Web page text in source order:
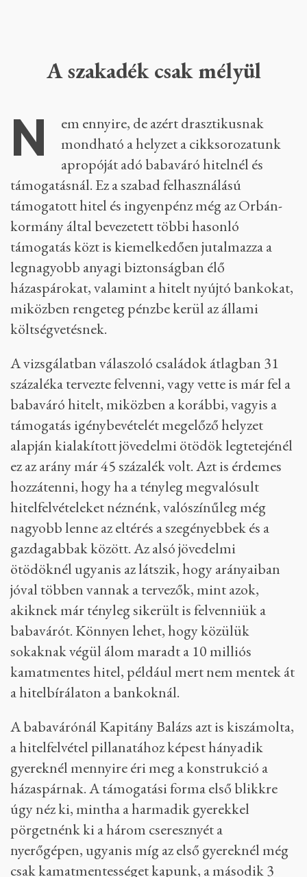
A szakadék csak mélyül
N
em ennyire, de azért drasztikusnak
mondható a helyzet a cikksorozatunk
apropóját adó babaváró hitelnél és
támogatásnál. Ez a szabad felhasználású
támogatott hitel és ingyenpénz még az Orbán-
kormány által bevezetett többi hasonló
támogatás közt is kiemelkedően jutalmazza a
legnagyobb anyagi biztonságban élő
házaspárokat, valamint a hitelt nyújtó bankokat,
miközben rengeteg pénzbe kerül az állami
költségvetésnek.
A vizsgálatban válaszoló családok átlagban 31
százaléka tervezte felvenni, vagy vette is már fel a
babaváró hitelt, miközben a korábbi, vagyis a
támogatás igénybevételét megelőző helyzet
alapján kialakított jövedelmi ötödök legtetejénél
ez az arány már 45 százalék volt. Azt is érdemes
hozzátenni, hogy ha a tényleg megvalósult
hitelfelvételeket néznénk, valószínűleg még
nagyobb lenne az eltérés a szegényebbek és a
gazdagabbak között. Az alsó jövedelmi
ötödöknél ugyanis az látszik, hogy arányaiban
jóval többen vannak a tervezők, mint azok,
akiknek már tényleg sikerült is felvenniük a
babavárót. Könnyen lehet, hogy közülük
sokaknak végül álom maradt a 10 milliós
kamatmentes hitel, például mert nem mentek át
a hitelbírálaton a bankoknál.
A babavárónál Kapitány Balázs azt is kiszámolta,
a hitelfelvétel pillanatához képest hányadik
gyereknél mennyire éri meg a konstrukció a
házaspárnak. A támogatási forma első blikkre
úgy néz ki, mintha a harmadik gyerekkel
pörgetnénk ki a három cseresznyét a
nyerőgépen, ugyanis míg az első gyereknél még
csak kamatmentességet kapunk, a második 3